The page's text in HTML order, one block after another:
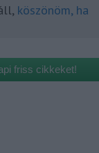
köszönöm, ha
friss cikkeket!